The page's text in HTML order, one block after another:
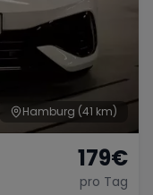
Hamburg (41 km)
179€
pro Tag